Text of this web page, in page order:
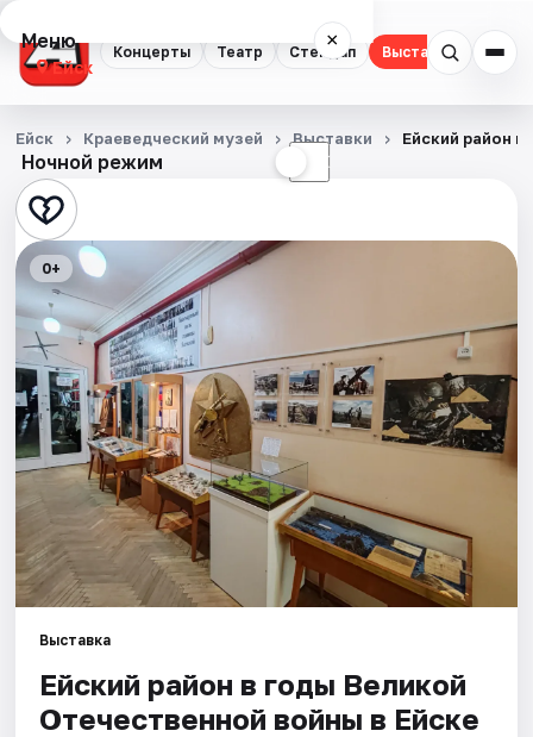
Концерты Театр Стендап Выставки
Меню ×
Ейск
Концерты
Театр
Стендап
Выставки
События
Города
Площадки
Артисты
Рейтинги
Ночной режим ☾
Ейск Краеведческий музей Выставки Ейский район
0+
Выставка
Ейский район в годы Великой
Отечественной войны в Ейске